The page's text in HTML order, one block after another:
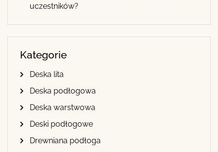
uczestników?
Kategorie
Deska lita
Deska podłogowa
Deska warstwowa
Deski podłogowe
Drewniana podłoga